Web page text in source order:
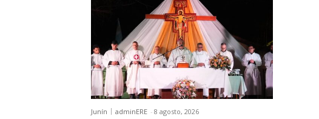
Junín adminERE - 8 agosto, 2026